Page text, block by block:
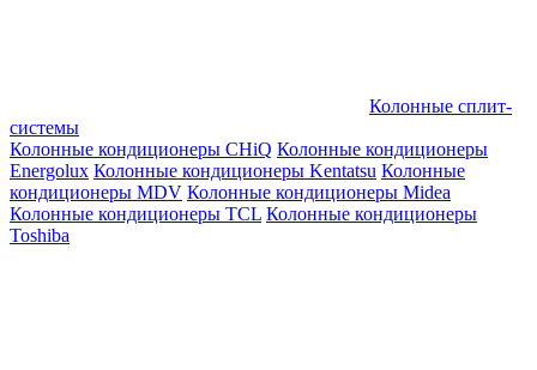
Колонные сплит-
системы
Колонные кондиционеры CHiQ Колонные кондиционеры
Energolux Колонные кондиционеры Kentatsu Колонные
кондиционеры MDV Колонные кондиционеры Midea
Колонные кондиционеры TCL Колонные кондиционеры
Toshiba